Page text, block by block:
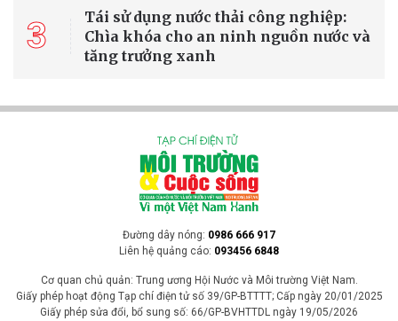
3
Tái sử dụng nước thải công nghiệp:
Chìa khóa cho an ninh nguồn nước và
tăng trưởng xanh
Đường dây nóng: 0986 666 917
Liên hệ quảng cáo: 093456 6848
Cơ quan chủ quản: Trung ương Hội Nước và Môi trường Việt Nam.
Giấy phép hoạt động Tạp chí điện tử số 39/GP-BTTTT; Cấp ngày 20/01/2025
Giấy phép sửa đổi, bổ sung số: 66/GP-BVHTTDL ngày 19/05/2026